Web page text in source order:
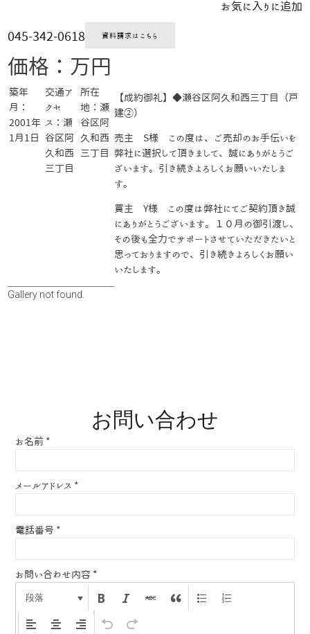
お気に入りに追加
045-342-0618 資料請求はこちら
価格：万円
築年
月：
2001年
1月1日
交通ア
クセ
ス：瀬
谷区阿
久和西
三丁目
所在
地：瀬
谷区阿
久和西
三丁目
【成約御礼】◆瀬谷区阿久和西三丁目（戸
建②）
売主 S様 この度は、ご売却のお手伝いを
弊社に選択して頂きまして、誠にありがとうご
ざいます。引き続きよろしくお願いいたしま
す。
買主 Y様 この度は弊社にてご契約頂き誠
にありがとうございます。１０月の御引渡し、
その後も全力でサポートさせていただきたいと
思っておりますので、引き続きよろしくお願い
いたします。
Gallery not found.
お問い合わせ
お名前 *
メールアドレス *
電話番号 *
お問い合わせ内容 *
段落